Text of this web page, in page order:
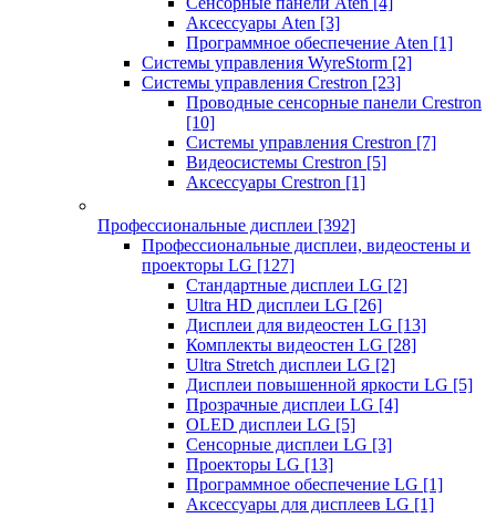
Аксессуары Aten [3]
Программное обеспечение Aten [1]
Системы управления WyreStorm [2]
Системы управления Crestron [23]
Проводные сенсорные панели Crestron
[10]
Системы управления Crestron [7]
Видеосистемы Crestron [5]
Аксессуары Crestron [1]
Профессиональные дисплеи [392]
Профессиональные дисплеи, видеостены и
проекторы LG [127]
Стандартные дисплеи LG [2]
Ultra HD дисплеи LG [26]
Дисплеи для видеостен LG [13]
Комплекты видеостен LG [28]
Ultra Stretch дисплеи LG [2]
Дисплеи повышенной яркости LG [5]
Прозрачные дисплеи LG [4]
OLED дисплеи LG [5]
Сенсорные дисплеи LG [3]
Проекторы LG [13]
Программное обеспечение LG [1]
Аксессуары для дисплеев LG [1]